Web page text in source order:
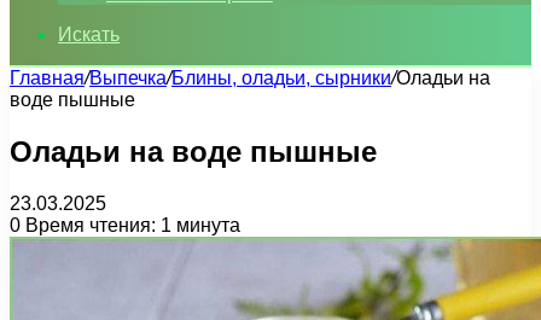
Искать
Главная/Выпечка/Блины, оладьи, сырники/Оладьи на
воде пышные
Оладьи на воде пышные
23.03.2025
0 Время чтения: 1 минута